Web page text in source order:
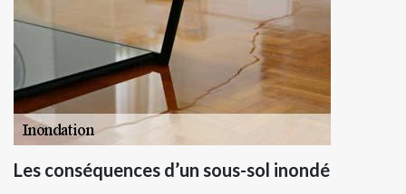
Les conséquences d’un sous-sol inondé